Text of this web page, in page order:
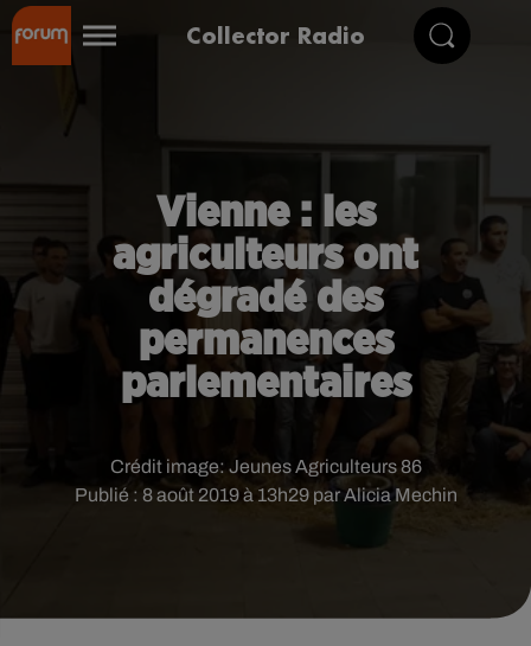
Collector Radio
Vienne : les
agriculteurs ont
dégradé des
permanences
parlementaires
Publié : 8 août 2019 à 13h29 par Alicia Mechin
Crédit image: Jeunes Agriculteurs 86